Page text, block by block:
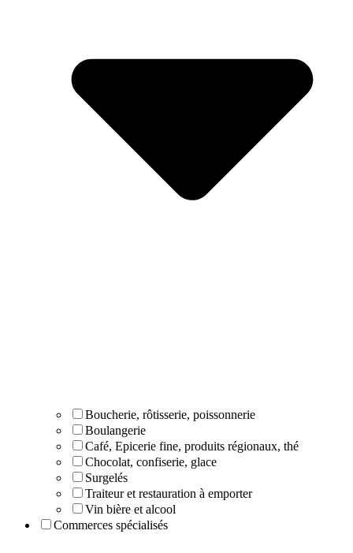
Boucherie, rôtisserie, poissonnerie
Boulangerie
Café, Epicerie fine, produits régionaux, thé
Chocolat, confiserie, glace
Surgelés
Traiteur et restauration à emporter
Vin bière et alcool
Commerces spécialisés